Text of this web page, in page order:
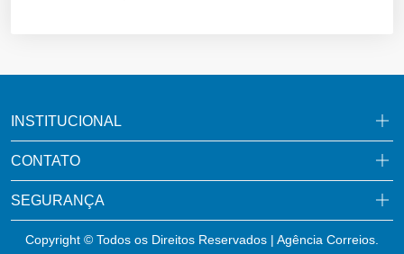
INSTITUCIONAL
CONTATO
SEGURANÇA
Copyright © Todos os Direitos Reservados | Agência Correios.